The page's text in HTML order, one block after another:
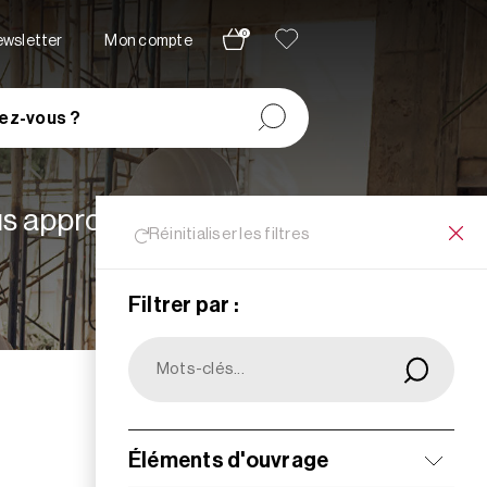
Mon compte
0
vous ?
Réinitialiser les filtres
Filtrer par :
Éléments d'ouvrage
appropriées à vos